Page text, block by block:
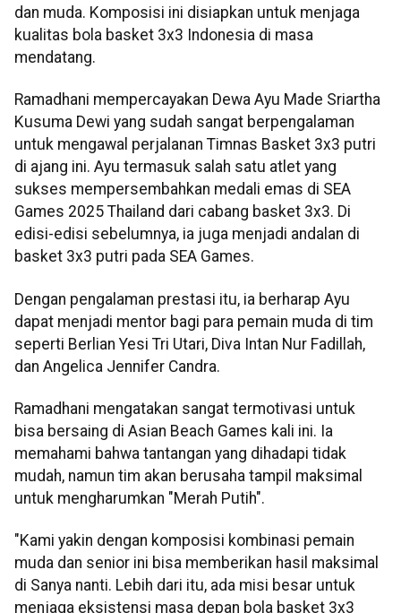
dan muda. Komposisi ini disiapkan untuk menjaga
kualitas bola basket 3x3 Indonesia di masa
mendatang.
Ramadhani mempercayakan Dewa Ayu Made Sriartha
Kusuma Dewi yang sudah sangat berpengalaman
untuk mengawal perjalanan Timnas Basket 3x3 putri
di ajang ini. Ayu termasuk salah satu atlet yang
sukses mempersembahkan medali emas di SEA
Games 2025 Thailand dari cabang basket 3x3. Di
edisi-edisi sebelumnya, ia juga menjadi andalan di
basket 3x3 putri pada SEA Games.
Dengan pengalaman prestasi itu, ia berharap Ayu
dapat menjadi mentor bagi para pemain muda di tim
seperti Berlian Yesi Tri Utari, Diva Intan Nur Fadillah,
dan Angelica Jennifer Candra.
Ramadhani mengatakan sangat termotivasi untuk
bisa bersaing di Asian Beach Games kali ini. Ia
memahami bahwa tantangan yang dihadapi tidak
mudah, namun tim akan berusaha tampil maksimal
untuk mengharumkan "Merah Putih".
"Kami yakin dengan komposisi kombinasi pemain
muda dan senior ini bisa memberikan hasil maksimal
di Sanya nanti. Lebih dari itu, ada misi besar untuk
menjaga eksistensi masa depan bola basket 3x3